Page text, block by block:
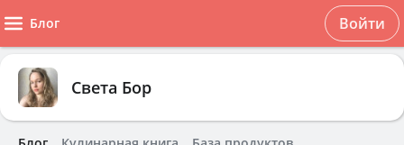
Блог Войти
Света Бор